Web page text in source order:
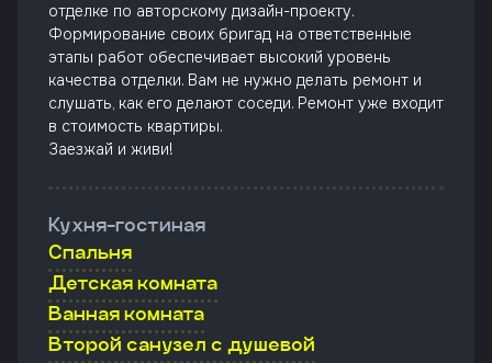
отделке по авторскому дизайн-проекту.
Формирование своих бригад на ответственные
этапы работ обеспечивает высокий уровень
качества отделки. Вам не нужно делать ремонт и
слушать, как его делают соседи. Ремонт уже входит
в стоимость квартиры.
Заезжай и живи!
Кухня-гостиная
Спальня
Детская комната
Ванная комната
Второй санузел с душевой